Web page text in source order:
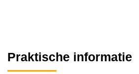
Praktische informatie